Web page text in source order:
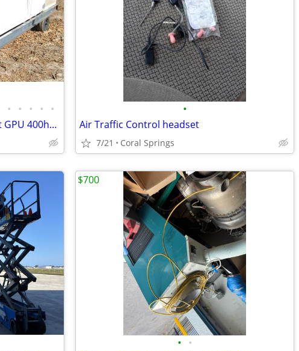
• • • • •
2009 FCX Cummins Diesel Aircraft GPU 400hz AC & 28VDC Ground Power +
•
Air Traffic Control headset
7/21 Coral Springs
• •
$700